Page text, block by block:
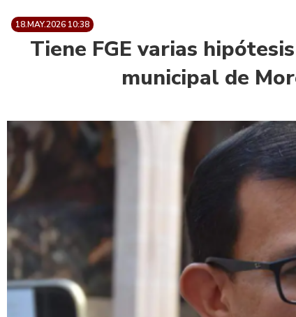
18.MAY.2026 10:38
Tiene FGE varias
municipal de